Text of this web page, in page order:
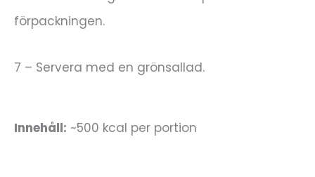
förpackningen.
7 – Servera med en grönsallad.
Innehåll: ~500 kcal per portion